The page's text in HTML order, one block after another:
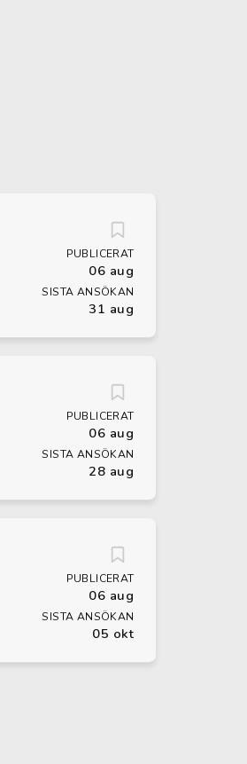
PUBLICERAT
06 aug
SISTA ANSÖKAN
31 aug
PUBLICERAT
06 aug
SISTA ANSÖKAN
28 aug
PUBLICERAT
06 aug
SISTA ANSÖKAN
05 okt